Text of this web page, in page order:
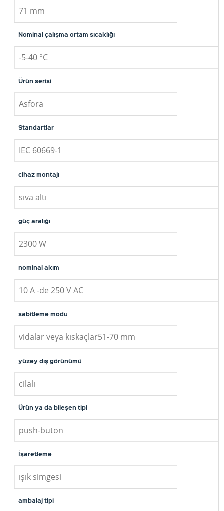
71 mm
Nominal çalışma ortam sıcaklığı
-5-40 °C
Ürün serisi
Asfora
Standartlar
IEC 60669-1
cihaz montajı
sıva altı
güç aralığı
2300 W
nominal akım
10 A -de 250 V AC
sabitleme modu
vidalar veya kıskaçlar51-70 mm
yüzey dış görünümü
cilalı
Ürün ya da bileşen tipi
push-buton
İşaretleme
ışık simgesi
ambalaj tipi